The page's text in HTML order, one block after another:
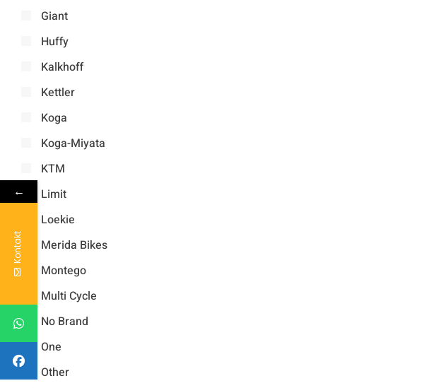
Giant
Huffy
Kalkhoff
Kettler
Koga
Koga-Miyata
KTM
Limit
Loekie
Merida Bikes
Montego
Multi Cycle
No Brand
One
Other
←
Kontakt